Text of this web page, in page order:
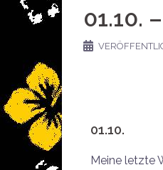
01.10.
01.10.
Meine letzte